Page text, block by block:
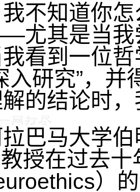
不知道你
尤其是当我
看到一位
入研究”，
的结论时
巴马大学
授在过去
）